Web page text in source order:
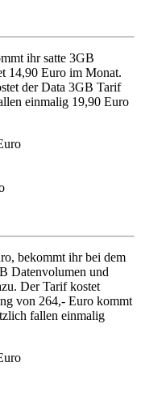
ihr satte 3GB
14,90 Euro im Monat.
der Data 3GB Tarif
einmalig 19,90 Euro
bekommt ihr bei dem
Datenvolumen und
Der Tarif kostet
von 264,- Euro kommt
fallen einmalig